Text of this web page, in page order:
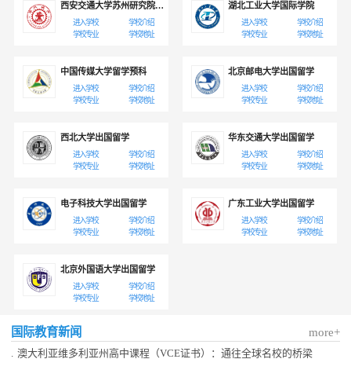
西安交通大学苏州研究院出国留学
进入学校
学校介绍
学校专业
学校地址
湖北工业大学国际学院
进入学校
学校介绍
学校专业
学校地址
中国传媒大学留学预科
进入学校
学校介绍
学校专业
学校地址
北京邮电大学出国留学
进入学校
学校介绍
学校专业
学校地址
西北大学出国留学
进入学校
学校介绍
学校专业
学校地址
华东交通大学出国留学
进入学校
学校介绍
学校专业
学校地址
电子科技大学出国留学
进入学校
学校介绍
学校专业
学校地址
广东工业大学出国留学
进入学校
学校介绍
学校专业
学校地址
北京外国语大学出国留学
进入学校
学校介绍
学校专业
学校地址
国际教育新闻 more+
澳大利亚维多利亚州高中课程（VCE证书）：通往全球名校的桥梁